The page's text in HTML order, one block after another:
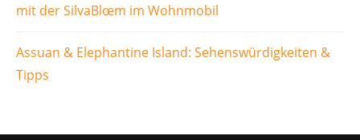
mit der SilvaBlœm im Wohnmobil
Assuan & Elephantine Island: Sehenswürdigkeiten &
Tipps